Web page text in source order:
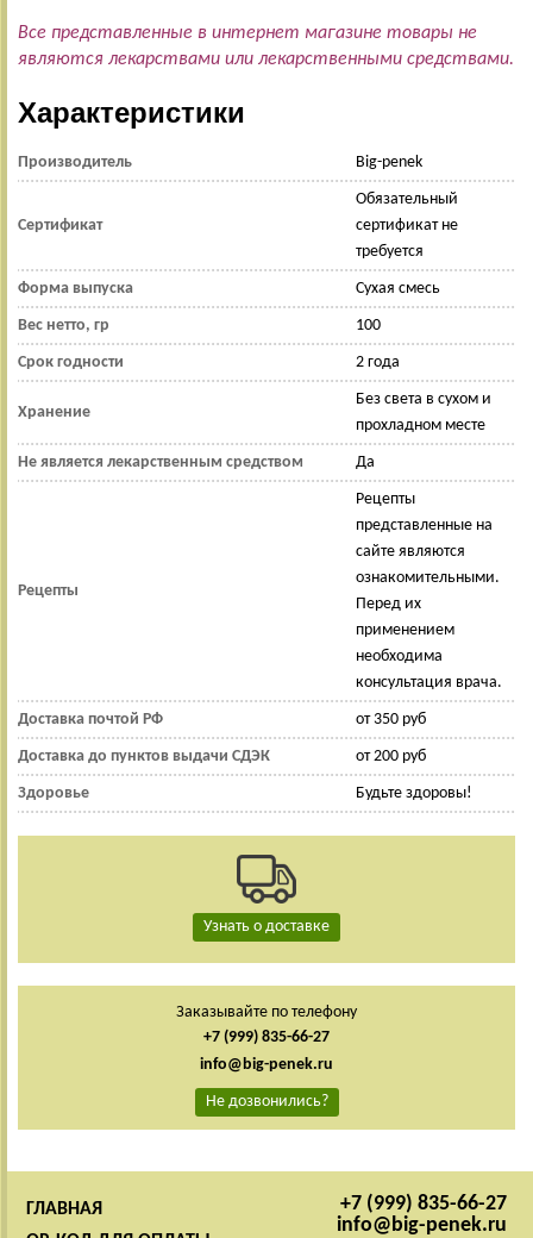
Все представленные в интернет магазине товары не
являются лекарствами или лекарственными средствами.
Характеристики
Производитель Big-penek
Сертификат
Обязательный
сертификат не
требуется
Форма выпуска Сухая смесь
Вес нетто, гр 100
Срок годности 2 года
Хранение
Без света в сухом и
прохладном месте
Не является лекарственным средством Да
Рецепты
Рецепты
представленные на
сайте являются
ознакомительными.
Перед их
применением
необходима
консультация врача.
Доставка почтой РФ от 350 руб
Доставка до пунктов выдачи СДЭК от 200 руб
Здоровье Будьте здоровы!
Узнать о доставке
Заказывайте по телефону
+7 (999) 835-66-27
info@big-penek.ru
Не дозвонились?
+7 (999) 835-66-27
info@big-penek.ru
ГЛАВНАЯ